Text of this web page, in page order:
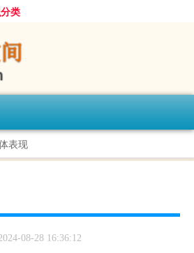
类
表现
08-28 16:36:12